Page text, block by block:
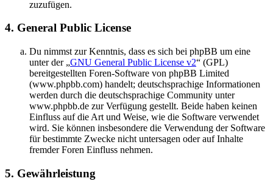
zuzufügen.
4. General Public License
Du nimmst zur Kenntnis, dass es sich bei phpBB um eine
unter der „GNU General Public License v2“ (GPL)
bereitgestellten Foren-Software von phpBB Limited
(www.phpbb.com) handelt; deutschsprachige Informationen
werden durch die deutschsprachige Community unter
www.phpbb.de zur Verfügung gestellt. Beide haben keinen
Einfluss auf die Art und Weise, wie die Software verwendet
wird. Sie können insbesondere die Verwendung der Software
für bestimmte Zwecke nicht untersagen oder auf Inhalte
fremder Foren Einfluss nehmen.
5. Gewährleistung